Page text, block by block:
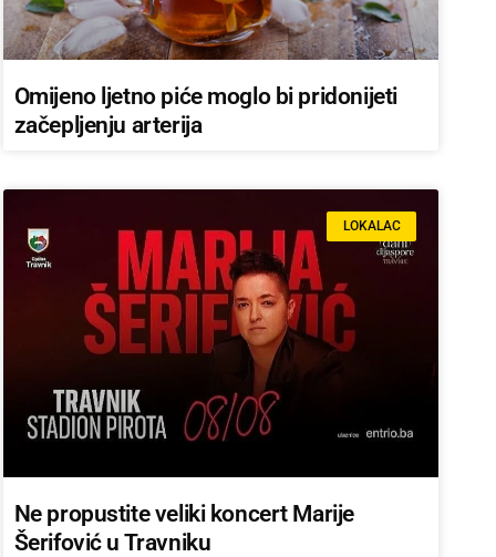
Omijeno ljetno piće moglo bi pridonijeti
začepljenju arterija
LOKALAC
Ne propustite veliki koncert Marije
Šerifović u Travniku